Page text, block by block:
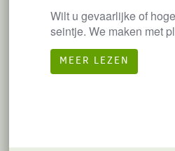
Wilt u gevaarlijke of
seintje. We maken met
MEER LEZEN